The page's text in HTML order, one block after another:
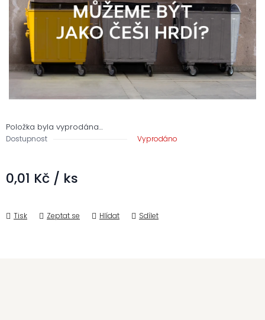
Položka byla vyprodána…
Dostupnost Vyprodáno
0,01 Kč / ks
Tisk Zeptat se Hlídat Sdílet